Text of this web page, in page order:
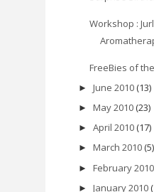
Workshop :
FreeBies of
► June 2010 (13)
► May 2010 (23)
► April 2010 (17)
► March 2010 (5)
► February 2010
► January 2010